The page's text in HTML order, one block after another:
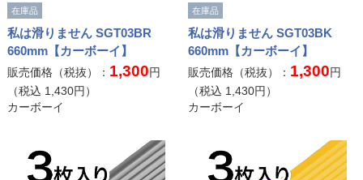
在庫品
私は滑りません SGT03BR
660mm【カーボーイ】
販売価格（税抜）： 1,300円
（税込 1,430円）
カーボーイ
在庫品
私は滑りません SGT03BK
660mm【カーボーイ】
販売価格（税抜）： 1,300円
（税込 1,430円）
カーボーイ